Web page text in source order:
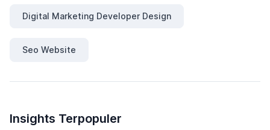
Digital Marketing Developer Design
Seo Website
Insights Terpopuler